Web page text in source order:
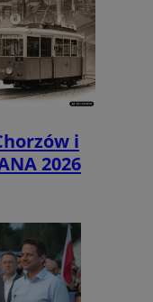
i
2026